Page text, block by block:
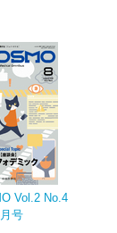
Vol.2 No.4
号